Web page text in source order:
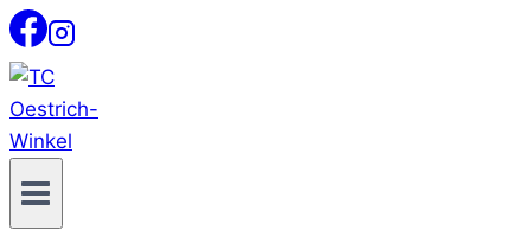
Zum
Inhalt
springen